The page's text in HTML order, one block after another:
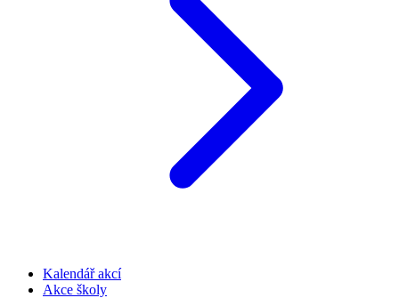
Kalendář akcí
Akce školy